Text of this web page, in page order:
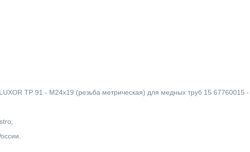
TP 91 - М24x19 (резьба метрическая) для медных труб 15 67760015